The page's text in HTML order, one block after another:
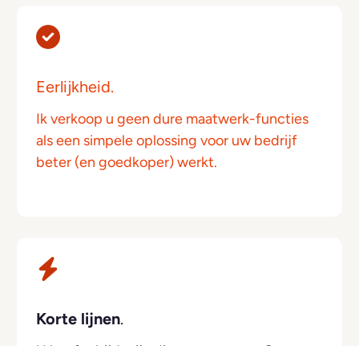
Eerlijkheid.
Ik verkoop u geen dure maatwerk-functies
als een simpele oplossing voor uw bedrijf
beter (en goedkoper) werkt.
Korte lijnen.